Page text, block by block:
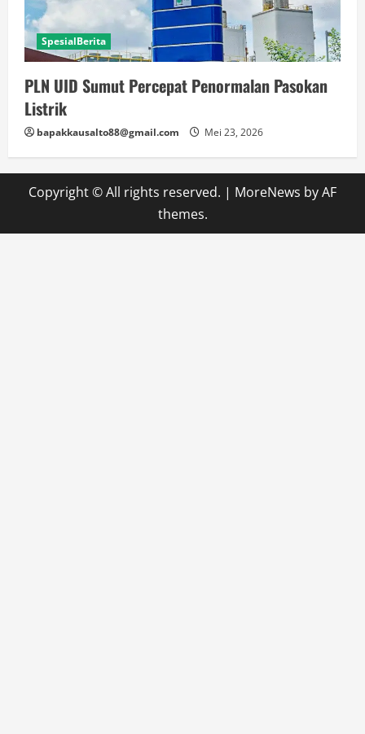
SpesialBerita
PLN UID Sumut Percepat Penormalan Pasokan
Listrik
bapakkausalto88@gmail.com Mei 23, 2026
Copyright © All rights reserved. | MoreNews by AF
themes.